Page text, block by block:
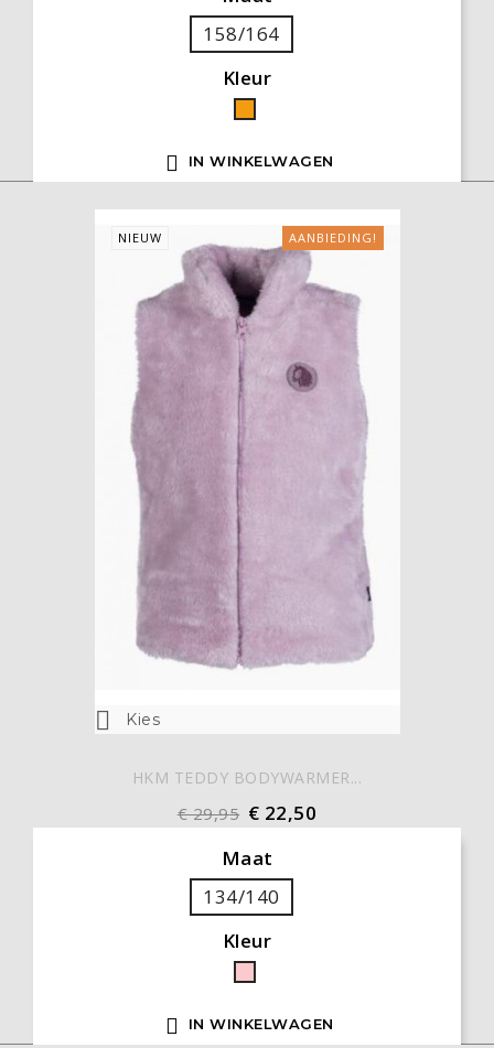
158/164
Kleur
Oranje
 IN WINKELWAGEN
 Kies
AANBIEDING!
NIEUW
HKM TEDDY BODYWARMER...
€ 29,95 € 22,50
Maat
134/140
Kleur
Roze
 IN WINKELWAGEN